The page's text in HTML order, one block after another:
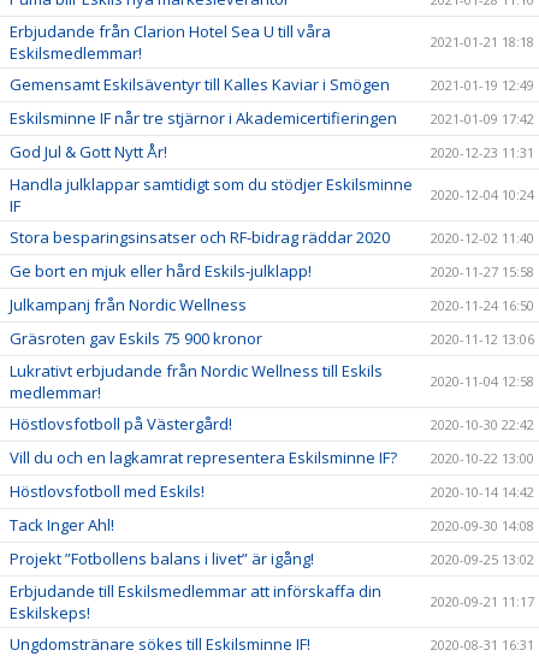
Erbjudande från Clarion Hotel Sea U till våra
Eskilsmedlemmar!
2021-01-21 18:18
Gemensamt Eskilsäventyr till Kalles Kaviar i Smögen 2021-01-19 12:49
Eskilsminne IF når tre stjärnor i Akademicertifieringen 2021-01-09 17:42
God Jul & Gott Nytt År! 2020-12-23 11:31
Handla julklappar samtidigt som du stödjer Eskilsminne
IF
2020-12-04 10:24
Stora besparingsinsatser och RF-bidrag räddar 2020 2020-12-02 11:40
Ge bort en mjuk eller hård Eskils-julklapp! 2020-11-27 15:58
Julkampanj från Nordic Wellness 2020-11-24 16:50
Gräsroten gav Eskils 75 900 kronor 2020-11-12 13:06
Lukrativt erbjudande från Nordic Wellness till Eskils
medlemmar!
2020-11-04 12:58
Höstlovsfotboll på Västergård! 2020-10-30 22:42
Vill du och en lagkamrat representera Eskilsminne IF? 2020-10-22 13:00
Höstlovsfotboll med Eskils! 2020-10-14 14:42
Tack Inger Ahl! 2020-09-30 14:08
Projekt ”Fotbollens balans i livet” är igång! 2020-09-25 13:02
Erbjudande till Eskilsmedlemmar att införskaffa din
Eskilskeps!
2020-09-21 11:17
Ungdomstränare sökes till Eskilsminne IF! 2020-08-31 16:31